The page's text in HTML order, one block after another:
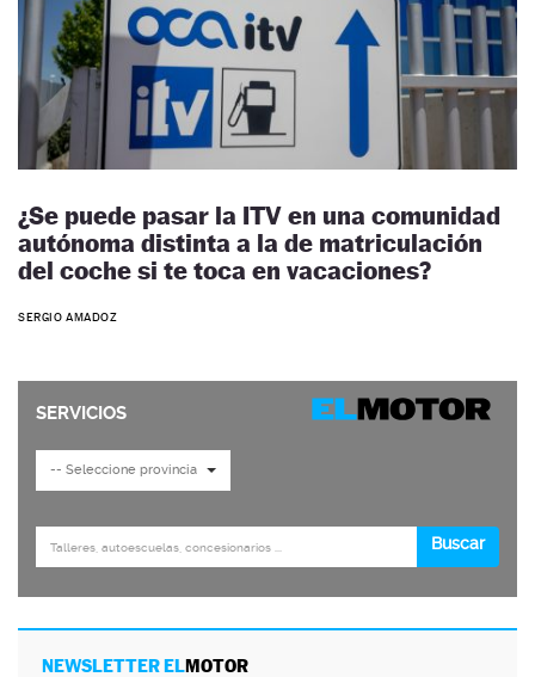
¿Se puede pasar la ITV en una comunidad
autónoma distinta a la de matriculación
del coche si te toca en vacaciones?
SERGIO AMADOZ
NEWSLETTER ELMOTOR